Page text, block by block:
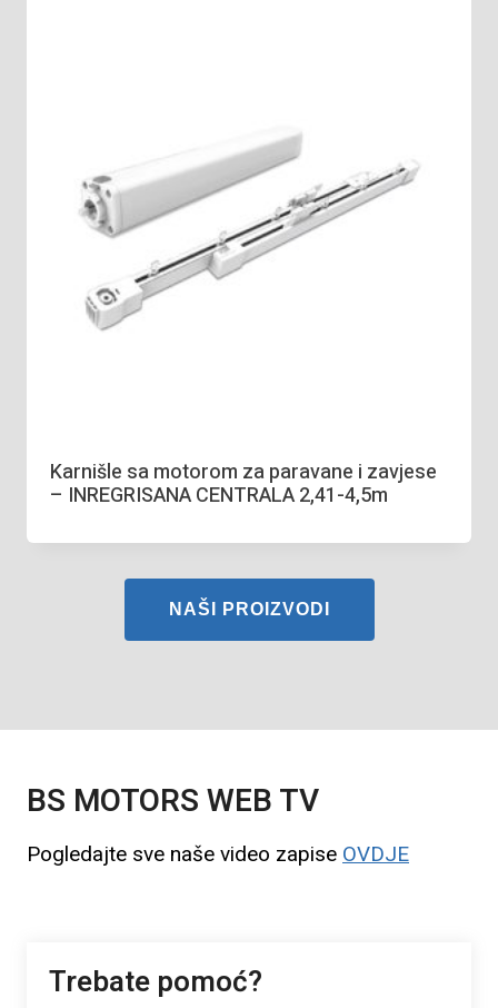
Karnišle sa motorom za paravane i zavjese
– INREGRISANA CENTRALA 2,41-4,5m
NAŠI PROIZVODI
BS MOTORS WEB TV
Pogledajte sve naše video zapise OVDJE
Trebate pomoć?